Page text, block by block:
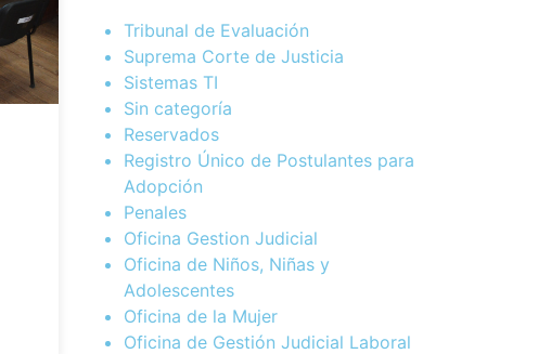
Tribunal de Evaluación
Suprema Corte de Justicia
Sistemas TI
Sin categoría
Reservados
Registro Único de Postulantes para
Adopción
Penales
Oficina Gestion Judicial
Oficina de Niños, Niñas y
Adolescentes
Oficina de la Mujer
Oficina de Gestión Judicial Laboral